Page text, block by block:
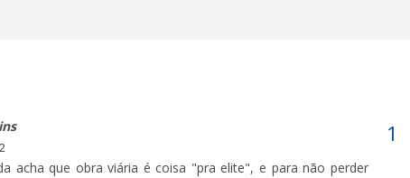
acha que obra viária é coisa "pra elite", e para não perder